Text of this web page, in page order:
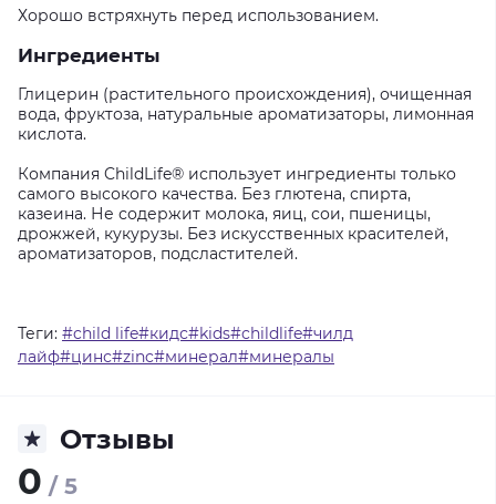
Хорошо встряхнуть перед использованием.
Ингредиенты
Глицерин (растительного происхождения), очищенная
вода, фруктоза, натуральные ароматизаторы, лимонная
кислота.
Компания ChildLife® использует ингредиенты только
самого высокого качества. Без глютена, спирта,
казеина. Не содержит молока, яиц, сои, пшеницы,
дрожжей, кукурузы. Без искусственных красителей,
ароматизаторов, подсластителей.
Теги: #child life#кидс#kids#childlife#чилд
лайф#цинс#zinc#минерал#минералы
Отзывы
0 / 5